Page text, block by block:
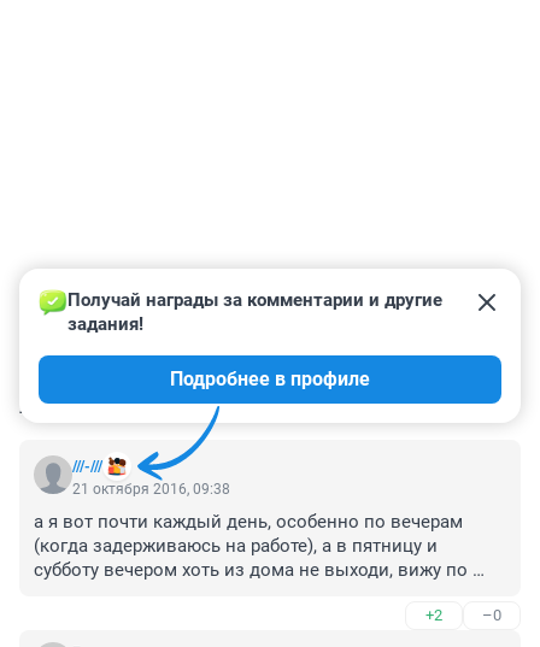
КОММЕНТАРИИ 124
///-///
Получай награды за комментарии и другие
задания!
Подробнее в профиле
21 октября 2016, 09:38
а я вот почти каждый день, особенно по вечерам
(когда задерживаюсь на работе), а в пятницу и
субботу вечером хоть из дома не выходи, вижу по
общественном транспорте) кучу зомби.... воняющие,
неприглядного вида, а иногда (страшно подумать) еле
+2 –0